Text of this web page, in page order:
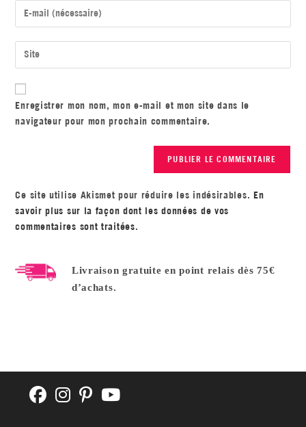
Enregistrer mon nom, mon e-mail et mon site dans le
navigateur pour mon prochain commentaire.
Ce site utilise Akismet pour réduire les indésirables. En
savoir plus sur la façon dont les données de vos
commentaires sont traitées.
Livraison gratuite en point relais dès 75€
d’achats.